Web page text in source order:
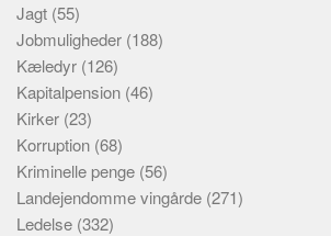
Jagt (55)
Jobmuligheder (188)
Kæledyr (126)
Kapitalpension (46)
Kirker (23)
Korruption (68)
Kriminelle penge (56)
Landejendomme vingårde (271)
Ledelse (332)